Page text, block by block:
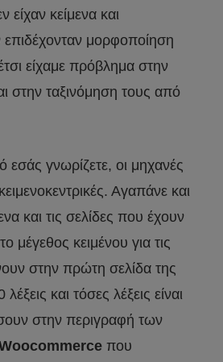
κείμενα και
μορφοποίηση
είχαμε πρόβλημα στην
στην ταξινόμηση τους από
γνωρίζετε, οι μηχανές
Αγαπάνε και
και τις σελίδες που έχουν
μέγεθος κειμένου για τις
στην πρώτη σελίδα της
και τόσες λέξεις είναι
στην περιγραφή των
που